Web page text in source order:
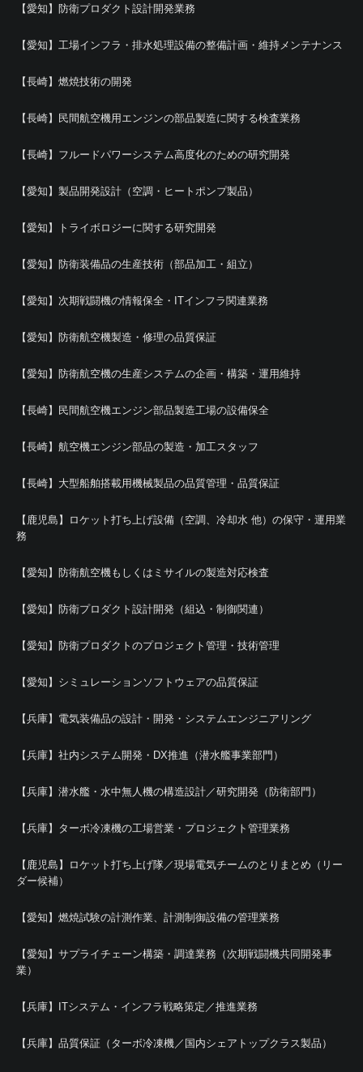
【愛知】防衛プロダクト設計開発業務
【愛知】工場インフラ・排水処理設備の整備計画・維持メンテナンス
【長崎】燃焼技術の開発
【長崎】民間航空機用エンジンの部品製造に関する検査業務
【長崎】フルードパワーシステム高度化のための研究開発
【愛知】製品開発設計（空調・ヒートポンプ製品）
【愛知】トライボロジーに関する研究開発
【愛知】防衛装備品の生産技術（部品加工・組立）
【愛知】次期戦闘機の情報保全・ITインフラ関連業務
【愛知】防衛航空機製造・修理の品質保証
【愛知】防衛航空機の生産システムの企画・構築・運用維持
【長崎】民間航空機エンジン部品製造工場の設備保全
【長崎】航空機エンジン部品の製造・加工スタッフ
【長崎】大型船舶搭載用機械製品の品質管理・品質保証
【鹿児島】ロケット打ち上げ設備（空調、冷却水 他）の保守・運用業
務
【愛知】防衛航空機もしくはミサイルの製造対応検査
【愛知】防衛プロダクト設計開発（組込・制御関連）
【愛知】防衛プロダクトのプロジェクト管理・技術管理
【愛知】シミュレーションソフトウェアの品質保証
【兵庫】電気装備品の設計・開発・システムエンジニアリング
【兵庫】社内システム開発・DX推進（潜水艦事業部門）
【兵庫】潜水艦・水中無人機の構造設計／研究開発（防衛部門）
【兵庫】ターボ冷凍機の工場営業・プロジェクト管理業務
【鹿児島】ロケット打ち上げ隊／現場電気チームのとりまとめ（リー
ダー候補）
【愛知】燃焼試験の計測作業、計測制御設備の管理業務
【愛知】サプライチェーン構築・調達業務（次期戦闘機共同開発事
業）
【兵庫】ITシステム・インフラ戦略策定／推進業務
【兵庫】品質保証（ターボ冷凍機／国内シェアトップクラス製品）